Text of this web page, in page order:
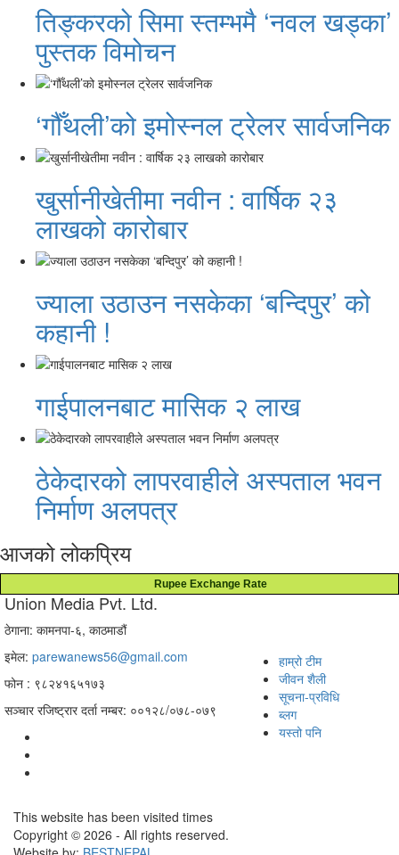
तिङ्करको सिमा स्तम्भमै ‘नवल खड्का’
पुस्तक विमोचन
‘गौँथली’को इमोस्नल ट्रेलर सार्वजनिक
खुर्सानीखेतीमा नवीन : वार्षिक २३
लाखको कारोबार
ज्याला उठाउन नसकेका ‘बन्दिपुर’ को
कहानी !
गाईपालनबाट मासिक २ लाख
ठेकेदारको लापरवाहीले अस्पताल भवन
निर्माण अलपत्र
आजको लोकप्रिय
Rupee Exchange Rate
Union Media Pvt. Ltd.
ठेगाना: कामनपा-६, काठमाडौं
इमेल: parewanews56@gmail.com
फोन : ९८२४१६५१७३
सञ्चार रजिष्ट्रार दर्ता नम्बर: ००१२८/०७८-०७९
हाम्रो टीम
जीवन शैली
सूचना-प्रविधि
ब्लग
यस्तो पनि
This website has been visited times
Copyright © 2026 - All rights reserved.